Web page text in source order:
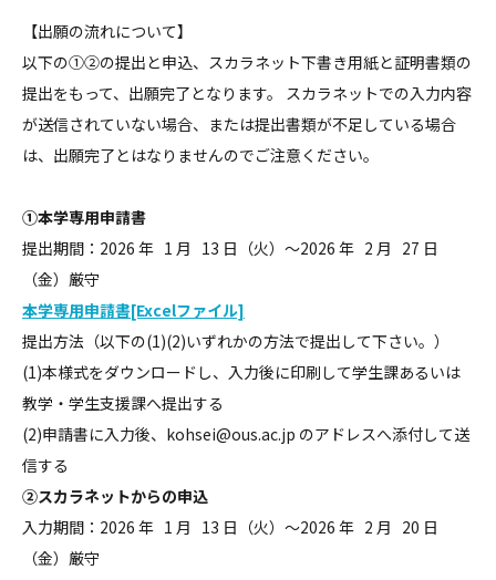
【出願の流れについて】
以下の①②の提出と申込、スカラネット下書き用紙と証明書類の
提出をもって、出願完了となります。 スカラネットでの入力内容
が送信されていない場合、または提出書類が不足している場合
は、出願完了とはなりませんのでご注意ください。
①本学専用申請書
提出期間：2026 年 1 月 13 日（火）～2026 年 2 月 27 日
（金）厳守
本学専用申請書[Excelファイル]
提出方法（以下の(1)(2)いずれかの方法で提出して下さい。）
(1)本様式をダウンロードし、入力後に印刷して学生課あるいは
教学・学生支援課へ提出する
(2)申請書に入力後、kohsei@ous.ac.jp のアドレスへ添付して送
信する
②スカラネットからの申込
入力期間：2026 年 1 月 13 日（火）～2026 年 2 月 20 日
（金）厳守